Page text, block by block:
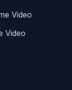
Video
Video